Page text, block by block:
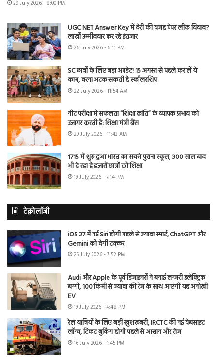
29 July 2026 - 8:00 PM
UGC NET Answer Key में देरी की वजह पेपर लीक विवाद?
लाखों उम्मीदवार कर रहे इंतजार
26 July 2026 - 6:11 PM
SC छात्रों के लिए बड़ा अपडेट! 15 अगस्त से पहले कर लें ये
काम, वरना अटक सकती है स्कॉलरशिप
22 July 2026 - 11:54 AM
नीट परीक्षा में सफलता “शिक्षा क्रांति” के व्यापक प्रभाव को
उजागर करती है: शिक्षा मंत्री बैंस
20 July 2026 - 11:43 AM
1715 में शुरू हुआ भारत का सबसे पुराना स्कूल, 300 साल बाद
भी दे रहा है हजारों छात्रों को शिक्षा
19 July 2026 - 7:14 PM
टेक्नोलॉजी
iOS 27 में नई Siri होगी पहले से ज्यादा स्मार्ट, ChatGPT और
Gemini को देगी टक्कर
25 July 2026 - 7:52 PM
Audi और Apple के पूर्व डिजाइनरों ने बनाई लग्जरी इलेक्ट्रिक
बग्गी, 100 किमी से ज्यादा की रेंज के साथ आएगी यह अनोखी
EV
19 July 2026 - 4:48 PM
रेल यात्रियों के लिए बड़ी खुशखबरी, IRCTC की नई वेबसाइट
लॉन्च, टिकट बुकिंग होगी पहले से आसान और तेज
16 July 2026 - 1:45 PM